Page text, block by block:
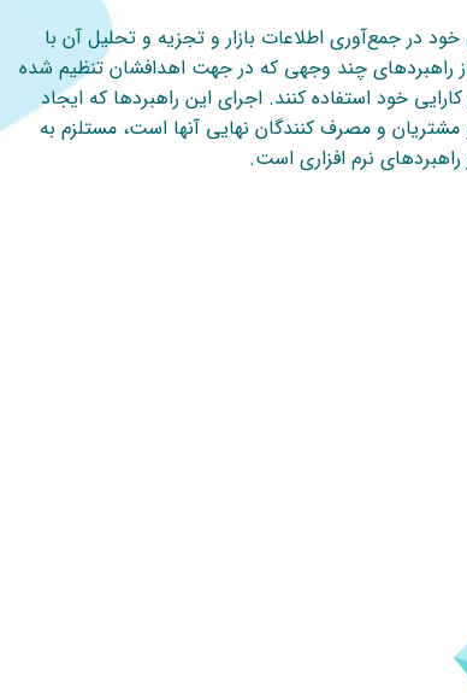
در جمع‌آوری اطلاعات بازار و تجزیه و تحلیل آن با
چند وجهی که در جهت اهدافشان تنظیم شده
خود استفاده کنند. اجرای این راهبردها که ایجاد
مشتریان و مصرف کنندگان نهایی آنها است، مستلزم به